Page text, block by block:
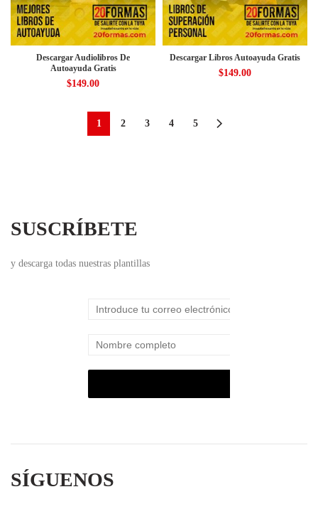
Descargar Audiolibros De
Autoayuda Gratis
$149.00
Descargar Libros Autoayuda Gratis
$149.00
1 2 3 4 5
SUSCRÍBETE
y descarga todas nuestras plantillas
SÍGUENOS